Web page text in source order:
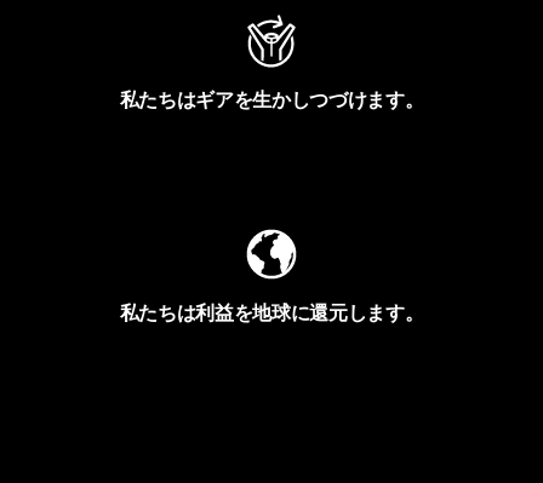
私たちはギアを生かしつづけます。
私たちは利益を地球に還元します。